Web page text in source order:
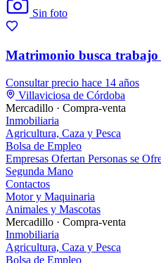
Sin foto
Matrimonio busca trabajo
Consultar precio hace 14 años
Villaviciosa de Córdoba
Mercadillo · Compra-venta
Inmobiliaria
Agricultura, Caza y Pesca
Bolsa de Empleo
Empresas Ofertan Personas se
Segunda Mano
Contactos
Motor y Maquinaria
Animales y Mascotas
Mercadillo · Compra-venta
Inmobiliaria
Agricultura, Caza y Pesca
Bolsa de Empleo